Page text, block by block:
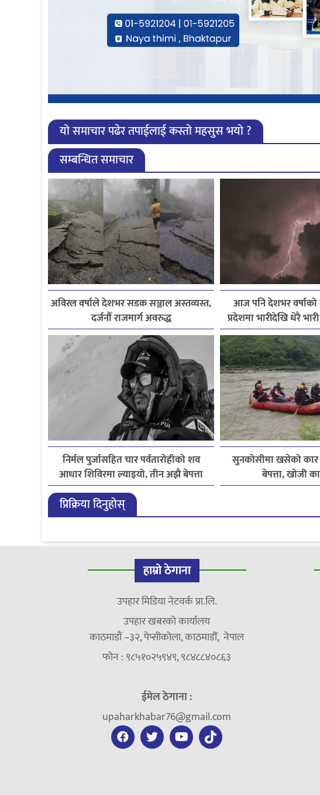
यो समाचार पढेर तपाईलाई कस्तो महसुस भयो ?
सम्बन्धित समाचार
अविरल वर्षाले देशभर सडक सञ्जाल अस्तव्यस्त,
दर्जनौँ राजमार्ग अवरुद्ध
आज पनि देशभर वर्षाको
प्रदेशमा भारीदेखि धेरै
निर्मल पुर्जासहित चार पर्वतारोहीको शव
आधार शिविरमा ल्याइयो, तीन अझै बेपत्ता
सुनकोसीमा खसेको कार
बेपत्ता, खोजी
प्रिक्रिया दिनुहोस्
हाम्रो ठेगाना
उपहार मिडिया नेटवर्क प्रा.लि.
उपहार खबरको कार्यालय
काठमाडौं –३२, पेप्सीकोला, काठमाडौँ, नेपाल
फोन : ९८५१०२५९४९, ९८४८८४०८६३
ईमेल ठेगाना :
upaharkhabar76@gmail.com